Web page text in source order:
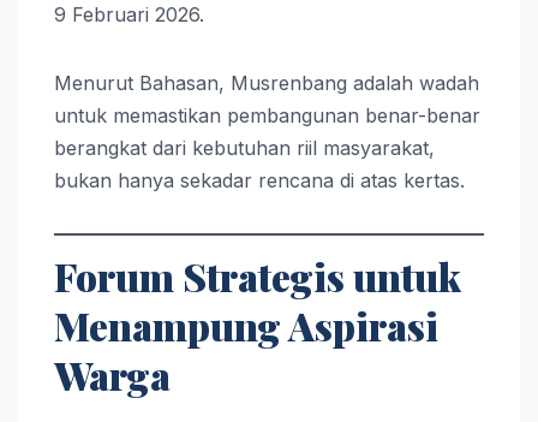
9 Februari 2026.
Menurut Bahasan, Musrenbang adalah wadah
untuk memastikan pembangunan benar-benar
berangkat dari kebutuhan riil masyarakat,
bukan hanya sekadar rencana di atas kertas.
Forum Strategis untuk
Menampung Aspirasi
Warga